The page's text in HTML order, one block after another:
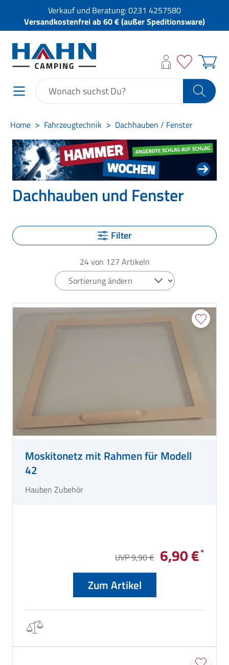
Verkauf und Beratung:0231 4257580
Versandkostenfrei ab 60 € (außer Speditionsware)
Home Fahrzeugtechnik Dachhauben / Fenster
Dachhauben und Fenster
Filter
24von 127 Artikeln
Moskitonetz mit Rahmen für Modell
42
Hauben Zubehör
UVP 9,90 € 6,90 €
Zum Artikel